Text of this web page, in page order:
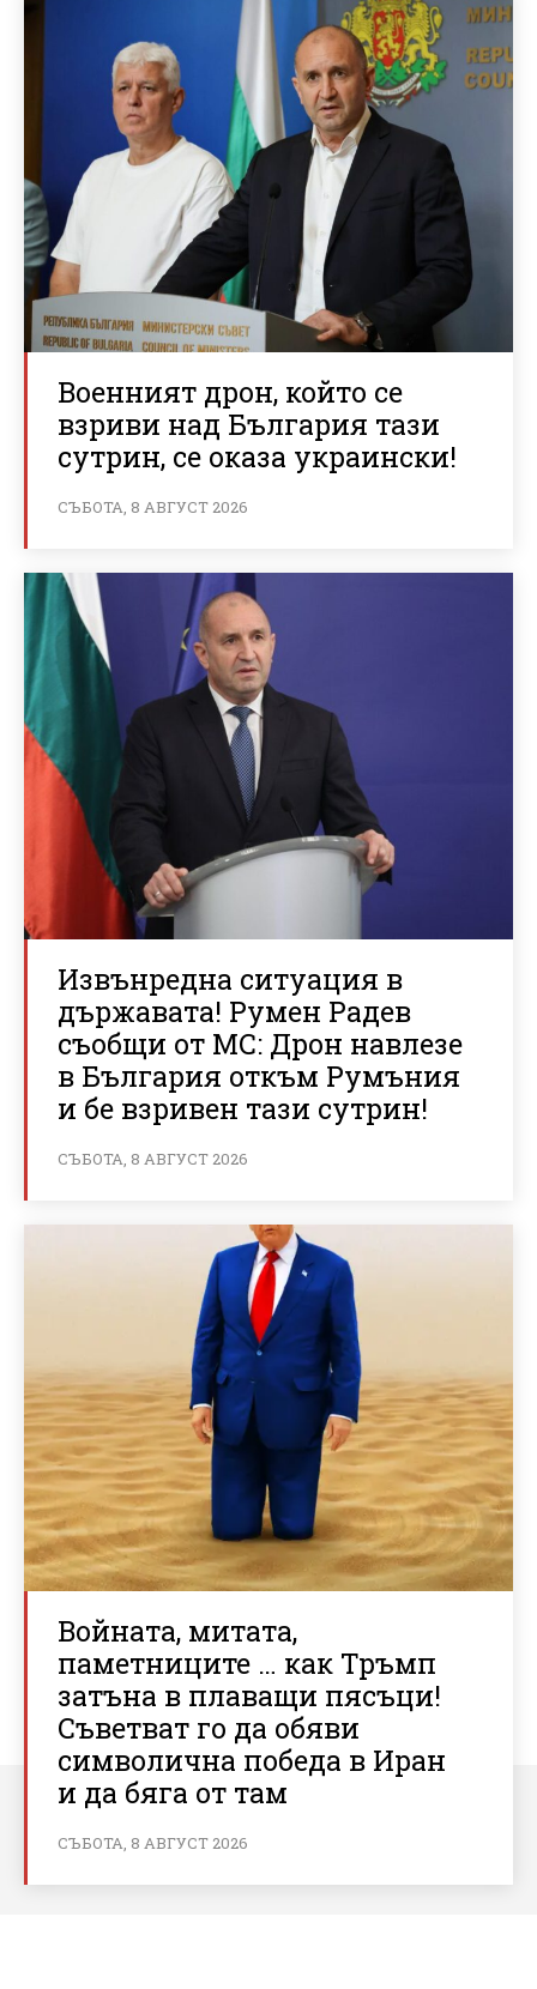
Военният дрон, който се
взриви над България тази
сутрин, се оказа украински!
СЪБОТА, 8 АВГУСТ 2026
Извънредна ситуация в
държавата! Румен Радев
съобщи от МС: Дрон навлезе
в България откъм Румъния
и бе взривен тази сутрин!
СЪБОТА, 8 АВГУСТ 2026
Войната, митата,
паметниците … как Тръмп
затъна в плаващи пясъци!
Съветват го да обяви
символична победа в Иран
и да бяга от там
СЪБОТА, 8 АВГУСТ 2026